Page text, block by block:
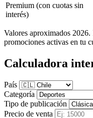
Premium (con cuotas sin
interés)
Valores aproximados
promociones activas en tu
Calculadora
País
Categoría
Tipo de publicación
Precio de venta